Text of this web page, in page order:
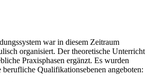
war in diesem Zeitraum
organisiert. Der theoretische Unterricht
Praxisphasen ergänzt. Es wurden
Qualifikationsebenen angeboten: